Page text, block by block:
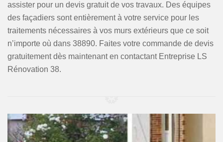
assister pour un devis gratuit de vos travaux. Des équipes
des façadiers sont entièrement à votre service pour les
traitements nécessaires à vos murs extérieurs que ce soit
n’importe où dans 38890. Faites votre commande de devis
gratuitement dès maintenant en contactant Entreprise LS
Rénovation 38.